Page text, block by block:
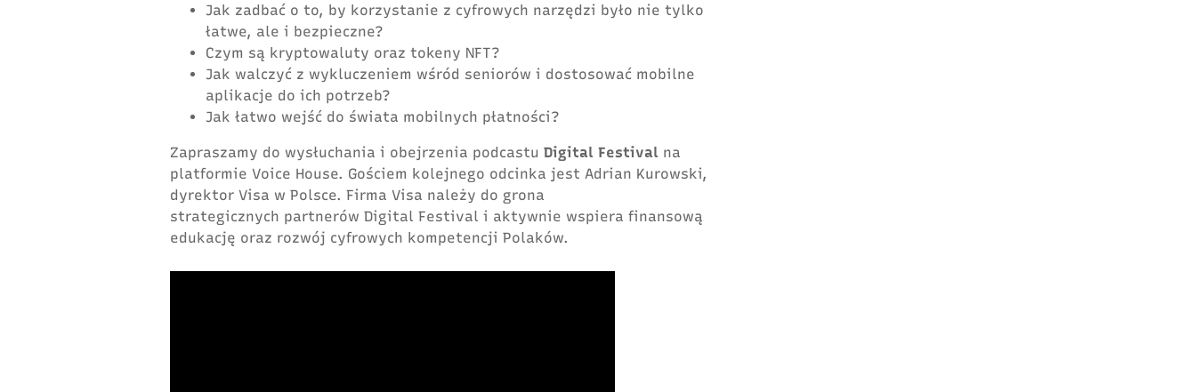
Jak zadbać o to, by korzystanie z cyfrowych narzędzi było nie tylko
łatwe, ale i bezpieczne?
Czym są kryptowaluty oraz tokeny NFT?
Jak walczyć z wykluczeniem wśród seniorów i dostosować mobilne
aplikacje do ich potrzeb?
Jak łatwo wejść do świata mobilnych płatności?
Zapraszamy do wysłuchania i obejrzenia podcastu Digital Festival na
platformie Voice House. Gościem kolejnego odcinka jest Adrian Kurowski,
dyrektor Visa w Polsce. Firma Visa należy do grona
strategicznych partnerów Digital Festival i aktywnie wspiera finansową
edukację oraz rozwój cyfrowych kompetencji Polaków.